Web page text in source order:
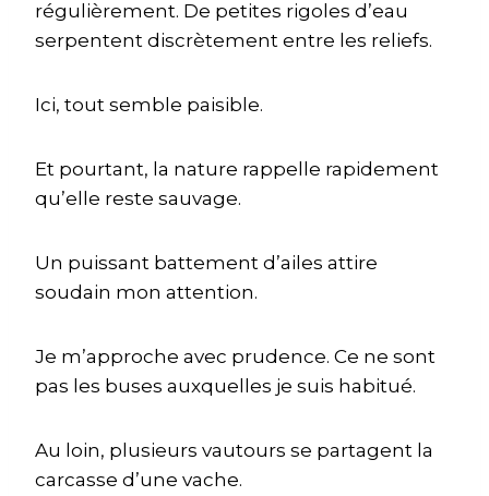
régulièrement. De petites rigoles d’eau
serpentent discrètement entre les reliefs.
Ici, tout semble paisible.
Et pourtant, la nature rappelle rapidement
qu’elle reste sauvage.
Un puissant battement d’ailes attire
soudain mon attention.
Je m’approche avec prudence. Ce ne sont
pas les buses auxquelles je suis habitué.
Au loin, plusieurs vautours se partagent la
carcasse d’une vache.